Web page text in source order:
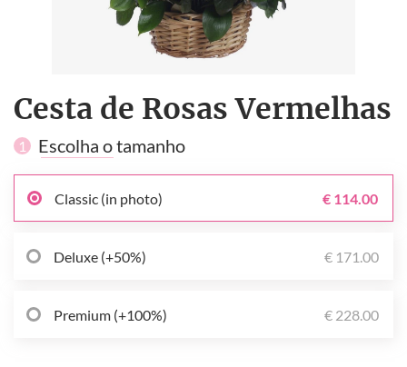
Cesta de Rosas Vermelhas
1 Escolha o tamanho
Classic (in photo) € 114.00
Deluxe (+50%) € 171.00
Premium (+100%) € 228.00